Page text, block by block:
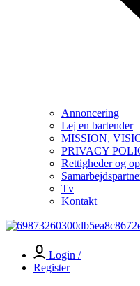
Annoncering
Lej en bartender
MISSION,
PRIVACY
Rettigheder og
Tv
Kontakt
Login /
Register